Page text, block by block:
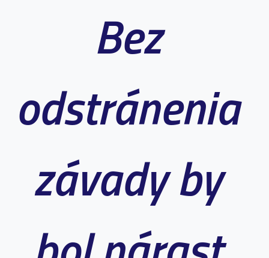
Bez
odstránenia
závady by